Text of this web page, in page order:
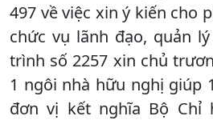
497 về việc xin ý kiến cho
chức vụ lãnh đạo, quản
trình số 2257 xin chủ
1 ngôi nhà hữu nghị giúp
đơn vị kết nghĩa Bộ Chỉ